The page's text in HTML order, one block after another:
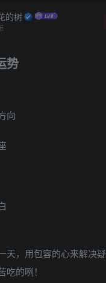
的树
势
向
天，用包容的心来解决
吃的咧！